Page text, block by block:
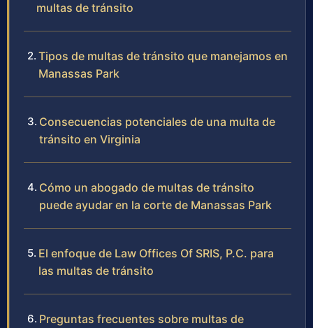
multas de tránsito
Tipos de multas de tránsito que manejamos en
Manassas Park
Consecuencias potenciales de una multa de
tránsito en Virginia
Cómo un abogado de multas de tránsito
puede ayudar en la corte de Manassas Park
El enfoque de Law Offices Of SRIS, P.C. para
las multas de tránsito
Preguntas frecuentes sobre multas de